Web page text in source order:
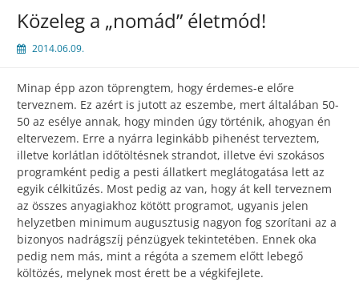
Közeleg a „nomád” életmód!
2014.06.09.
Minap épp azon töprengtem, hogy érdemes-e előre
terveznem. Ez azért is jutott az eszembe, mert általában 50-
50 az esélye annak, hogy minden úgy történik, ahogyan én
eltervezem. Erre a nyárra leginkább pihenést terveztem,
illetve korlátlan időtöltésnek strandot, illetve évi szokásos
programként pedig a pesti állatkert meglátogatása lett az
egyik célkitűzés. Most pedig az van, hogy át kell terveznem
az összes anyagiakhoz kötött programot, ugyanis jelen
helyzetben minimum augusztusig nagyon fog szorítani az a
bizonyos nadrágszíj pénzügyek tekintetében. Ennek oka
pedig nem más, mint a régóta a szemem előtt lebegő
költözés, melynek most érett be a végkifejlete.